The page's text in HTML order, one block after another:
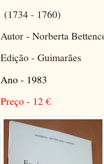
(1734 - 1760)
Autor - Norberta
Edição - Guimarães
Ano - 1983
Preço - 12€